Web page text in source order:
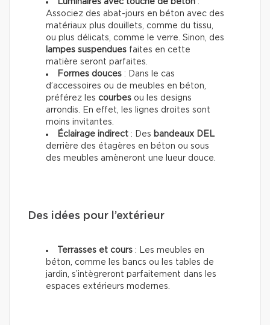
Luminaires avec touche de béton :
Associez des abat-jours en béton avec des
matériaux plus douillets, comme du tissu,
ou plus délicats, comme le verre. Sinon, des
lampes suspendues faites en cette
matière seront parfaites.
Formes douces : Dans le cas
d’accessoires ou de meubles en béton,
préférez les courbes ou les designs
arrondis. En effet, les lignes droites sont
moins invitantes.
Éclairage indirect : Des bandeaux DEL
derrière des étagères en béton ou sous
des meubles amèneront une lueur douce.
Des idées pour l’extérieur
Terrasses et cours : Les meubles en
béton, comme les bancs ou les tables de
jardin, s’intègreront parfaitement dans les
espaces extérieurs modernes.